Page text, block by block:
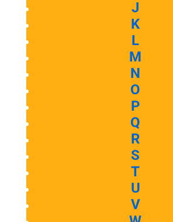
J
K
L
M
N
O
P
Q
R
S
T
U
V